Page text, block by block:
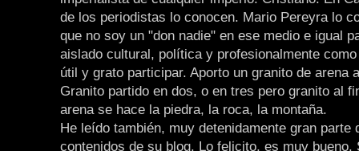
de los periodistas lo conocen. Mario Pereyra lo
que no soy un "don nadie" en ese medio e igual
aislado cultural, política y profesionalmente
útil y grato participar. Aporto un granito de arena
Granito partido en dos, o en tres pero granito al
arena se hace la piedra, la roca, la montaña.
He leído también, muy detenidamente gran parte
contenidos de su blog. Lo felicito, es muy bueno.